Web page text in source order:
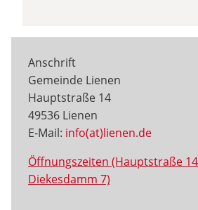
Anschrift
Gemeinde Lienen
Hauptstraße 14
49536 Lienen
E-Mail: info(at)lienen.de
Öffnungszeiten (Hauptstraße
Diekesdamm 7)